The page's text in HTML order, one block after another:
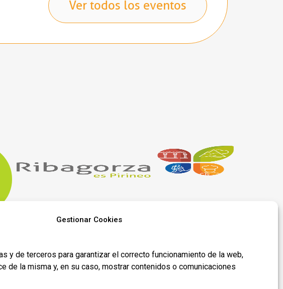
Gestionar Cookies
y de terceros para garantizar el correcto funcionamiento de la web,
de la misma y, en su caso, mostrar contenidos o comunicaciones
Ver todos los eventos
redes​